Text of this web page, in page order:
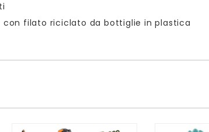
con filato riciclato da bottiglie in plastica